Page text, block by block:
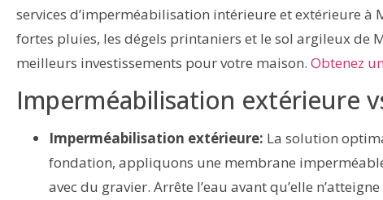
services d’imperméabilisation intérieure et extérieure à
fortes pluies, les dégels printaniers et le sol argileux de
meilleurs investissements pour votre maison. Obtenez
Imperméabilisation extérieure
Imperméabilisation extérieure: La solution
fondation, appliquons une membrane
avec du gravier. Arrête l’eau avant qu’elle